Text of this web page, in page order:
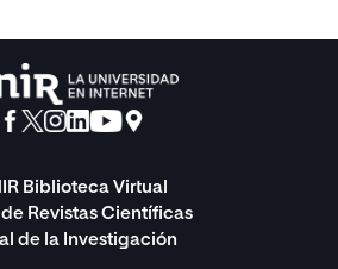
Biblioteca Virtual
de Revistas Científicas
de la Investigación